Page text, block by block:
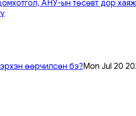
АНУ-ын төсөвт дор
өөрчилсөн бэ?Mon Jul 20